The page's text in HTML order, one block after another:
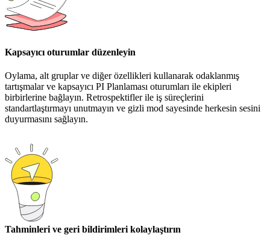
Kapsayıcı oturumlar düzenleyin
Oylama, alt gruplar ve diğer özellikleri kullanarak odaklanmış
tartışmalar ve kapsayıcı PI Planlaması oturumları ile ekipleri
birbirlerine bağlayın. Retrospektifler ile iş süreçlerini
standartlaştırmayı unutmayın ve gizli mod sayesinde herkesin sesini
duyurmasını sağlayın.
Tahminleri ve geri bildirimleri kolaylaştırın